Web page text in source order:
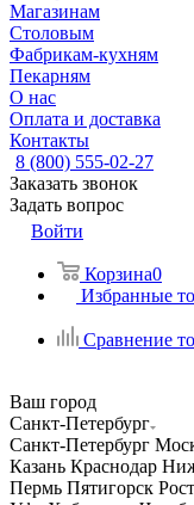
Магазинам
Столовым
Фабрикам-кухням
Пекарням
О нас
Оплата и доставка
Контакты
8 (800) 555-02-27
Заказать звонок
Задать вопрос
Войти
Корзина0
Избранные
Сравнение
Ваш город
Санкт-Петербург
Санкт-Петербург
Казань Краснодар
Пермь Пятигорск